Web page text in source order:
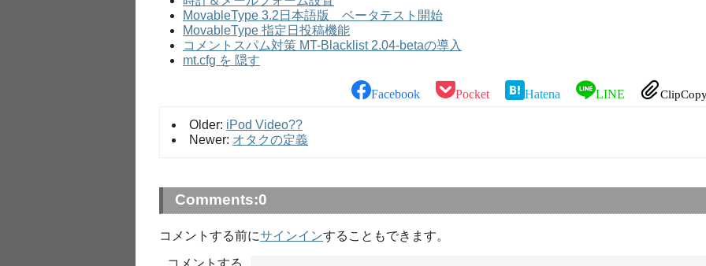
MovableType 3.2日本語版 ベータテスト開始
MovableType 指定日投稿機能
コメントスパム対策 MT-Blacklist 2.04-betaの導入
mt.cfg を 隠す
Facebook Pocket Hatena LINE
Older: iPod Video??
Newer: オタクの定義
Comments:0
コメントする前にサインインすることもできます。